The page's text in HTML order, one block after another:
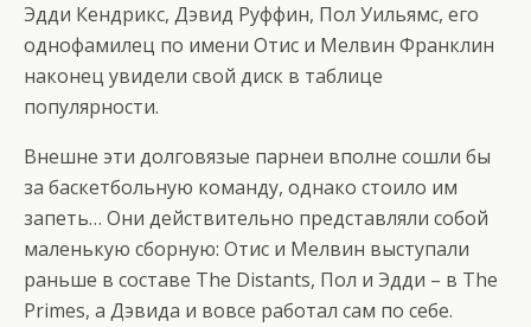
Эдди Кендрикс, Дэвид Руффин, Пол Уильямс, его
однофамилец по имени Отис и Мелвин Франклин
наконец увидели свой диск в таблице
популярности.
Внешне эти долговязые парнеи вполне сошли бы
за баскетбольную команду, однако стоило им
запеть… Они действительно представляли собой
маленькую сборную: Отис и Мелвин выступали
раньше в составе The Distants, Пол и Эдди – в The
Primes, а Дэвида и вовсе работал сам по себе.